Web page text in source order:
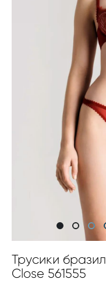
Трусики
Close 561555